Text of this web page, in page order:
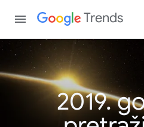
Trends
2019.